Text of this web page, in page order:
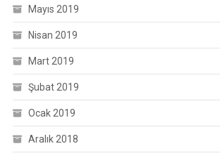
Mayıs 2019
Nisan 2019
Mart 2019
Şubat 2019
Ocak 2019
Aralık 2018